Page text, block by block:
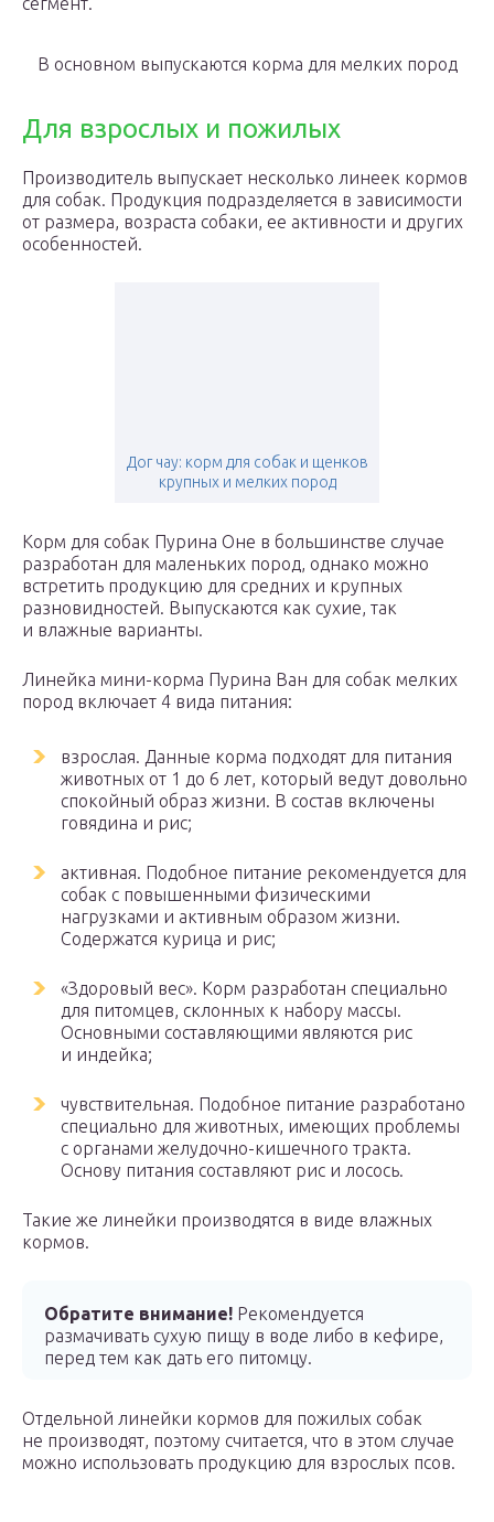
В основном выпускаются корма для мелких пород
Для взрослых и пожилых
Производитель выпускает несколько линеек кормов
для собак. Продукция подразделяется в зависимости
от размера, возраста собаки, ее активности и других
особенностей.
Дог чау: корм для собак и щенков
крупных и мелких пород
Корм для собак Пурина Оне в большинстве случае
разработан для маленьких пород, однако можно
встретить продукцию для средних и крупных
разновидностей. Выпускаются как сухие, так
и влажные варианты.
Линейка мини-корма Пурина Ван для собак мелких
пород включает 4 вида питания:
взрослая. Данные корма подходят для питания
животных от 1 до 6 лет, который ведут довольно
спокойный образ жизни. В состав включены
говядина и рис;
активная. Подобное питание рекомендуется для
собак с повышенными физическими
нагрузками и активным образом жизни.
Содержатся курица и рис;
«Здоровый вес». Корм разработан специально
для питомцев, склонных к набору массы.
Основными составляющими являются рис
и индейка;
чувствительная. Подобное питание разработано
специально для животных, имеющих проблемы
с органами желудочно-кишечного тракта.
Основу питания составляют рис и лосось.
Такие же линейки производятся в виде влажных
кормов.
Обратите внимание! Рекомендуется
размачивать сухую пищу в воде либо в кефире,
перед тем как дать его питомцу.
Отдельной линейки кормов для пожилых собак
не производят, поэтому считается, что в этом случае
можно использовать продукцию для взрослых псов.